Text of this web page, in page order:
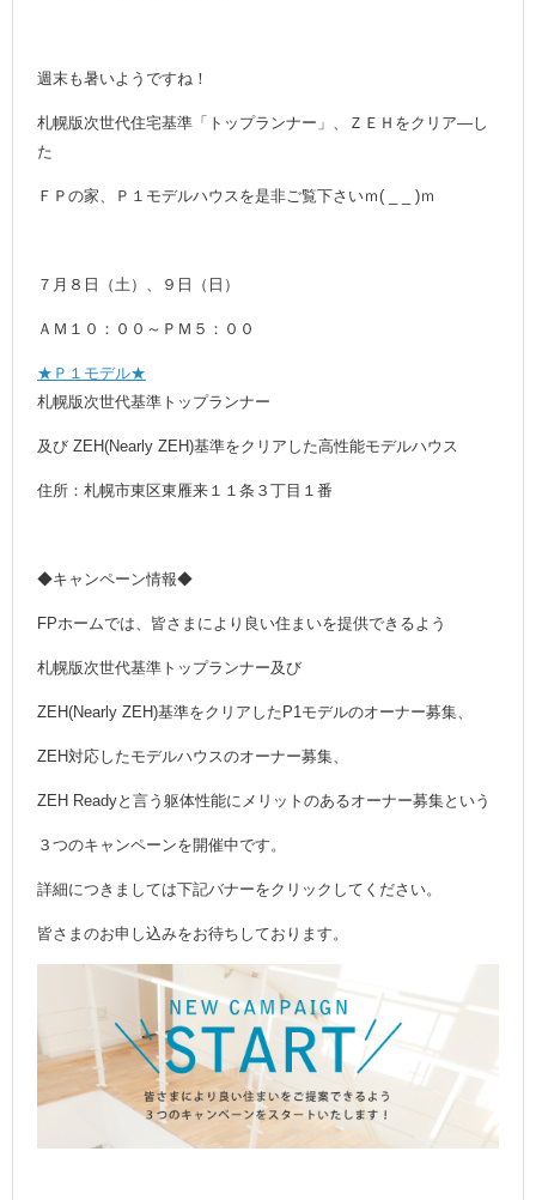
週末も暑いようですね！
札幌版次世代住宅基準「トップランナー」、ＺＥＨをクリア―し
た
ＦＰの家、Ｐ１モデルハウスを是非ご覧下さいｍ( _ _ )ｍ
７月８日（土）、９日（日）
ＡＭ１０：００～ＰＭ５：００
★Ｐ１モデル★
札幌版次世代基準トップランナー
及び ZEH(Nearly ZEH)基準をクリアした高性能モデルハウス
住所：札幌市東区東雁来１１条３丁目１番
◆キャンペーン情報◆
FPホームでは、皆さまにより良い住まいを提供できるよう
札幌版次世代基準トップランナー及び
ZEH(Nearly ZEH)基準をクリアしたP1モデルのオーナー募集、
ZEH対応したモデルハウスのオーナー募集、
ZEH Readyと言う躯体性能にメリットのあるオーナー募集という
３つのキャンペーンを開催中です。
詳細につきましては下記バナーをクリックしてください。
皆さまのお申し込みをお待ちしております。